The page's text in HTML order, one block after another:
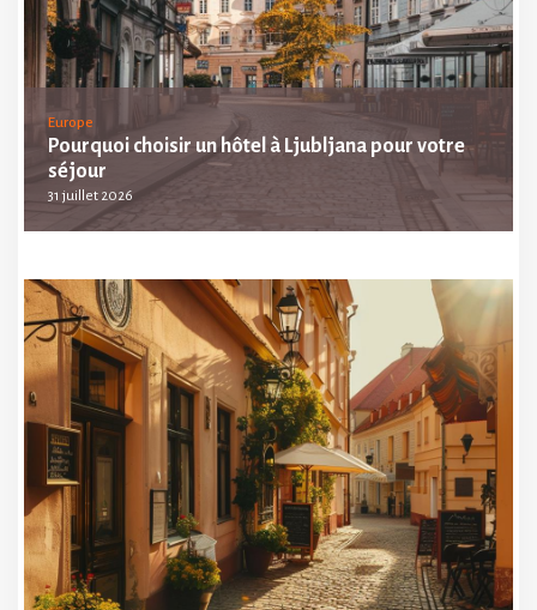
Europe
Pourquoi choisir un hôtel à Ljubljana pour votre
séjour
31 juillet 2026